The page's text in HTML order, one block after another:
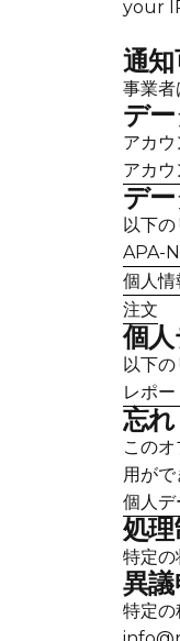
your
通
事業者
デ
アカ
アカ
デ
以下
APA-
個人情
注文
個
以下
レポ
忘
この
用がで
個人デ
処理
特定
異
特定の